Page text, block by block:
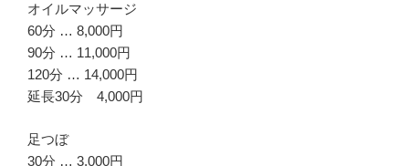
オイルマッサージ
60分 … 8,000円
90分 … 11,000円
120分 … 14,000円
延長30分 4,000円
足つぼ
30分 … 3,000円